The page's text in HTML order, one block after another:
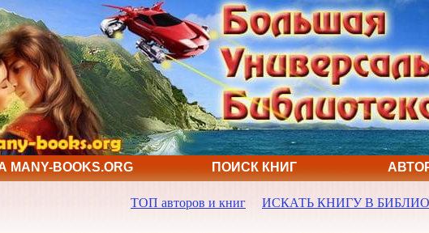
BOOKS.ORG ПОИСК КНИГ
ТОП авторов и книг ИСКАТЬ КНИГУ В